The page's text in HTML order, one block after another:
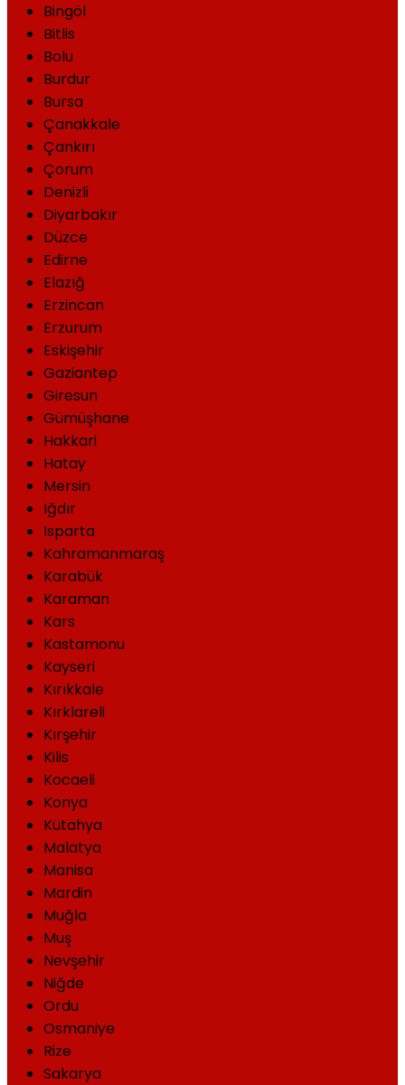
Bingöl
Bitlis
Bolu
Burdur
Bursa
Çanakkale
Çankırı
Çorum
Denizli
Diyarbakır
Düzce
Edirne
Elazığ
Erzincan
Erzurum
Eskişehir
Gaziantep
Giresun
Gümüşhane
Hakkari
Hatay
Mersin
Iğdır
Isparta
Kahramanmaraş
Karabük
Karaman
Kars
Kastamonu
Kayseri
Kırıkkale
Kırklareli
Kırşehir
Kilis
Kocaeli
Konya
Kütahya
Malatya
Manisa
Mardin
Muğla
Muş
Nevşehir
Niğde
Ordu
Osmaniye
Rize
Sakarya